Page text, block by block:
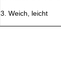
3. Weich, leicht